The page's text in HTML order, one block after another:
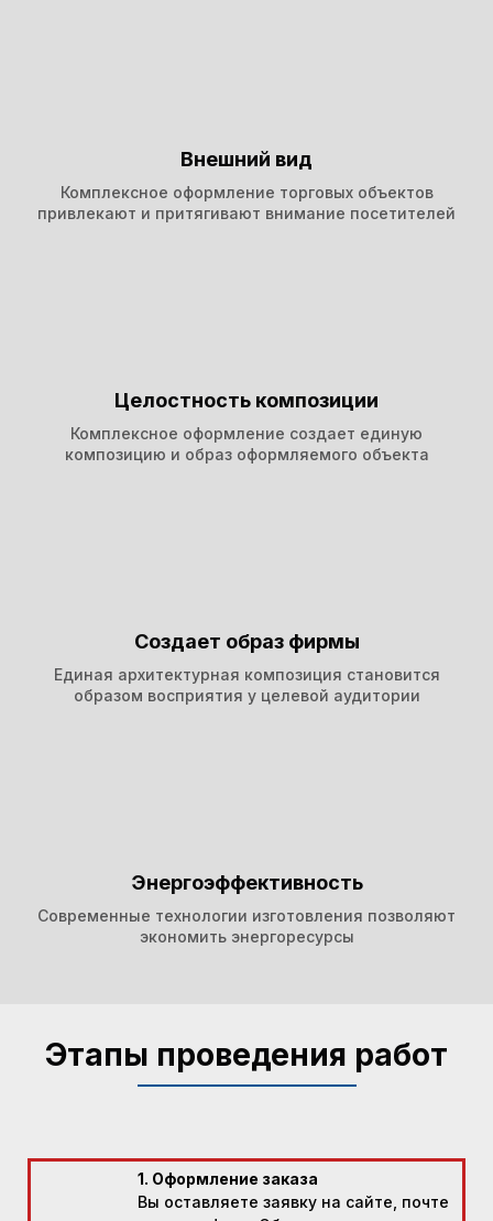
Внешний вид
Комплексное оформление торговых объектов
привлекают и притягивают внимание посетителей
Целостность композиции
Комплексное оформление создает единую
композицию и образ оформляемого объекта
Создает образ фирмы
Единая архитектурная композиция становится
образом восприятия у целевой аудитории
Энергоэффективность
Современные технологии изготовления позволяют
экономить энергоресурсы
Этапы проведения работ
1. Оформление заказа
Вы оставляете заявку на сайте, почте